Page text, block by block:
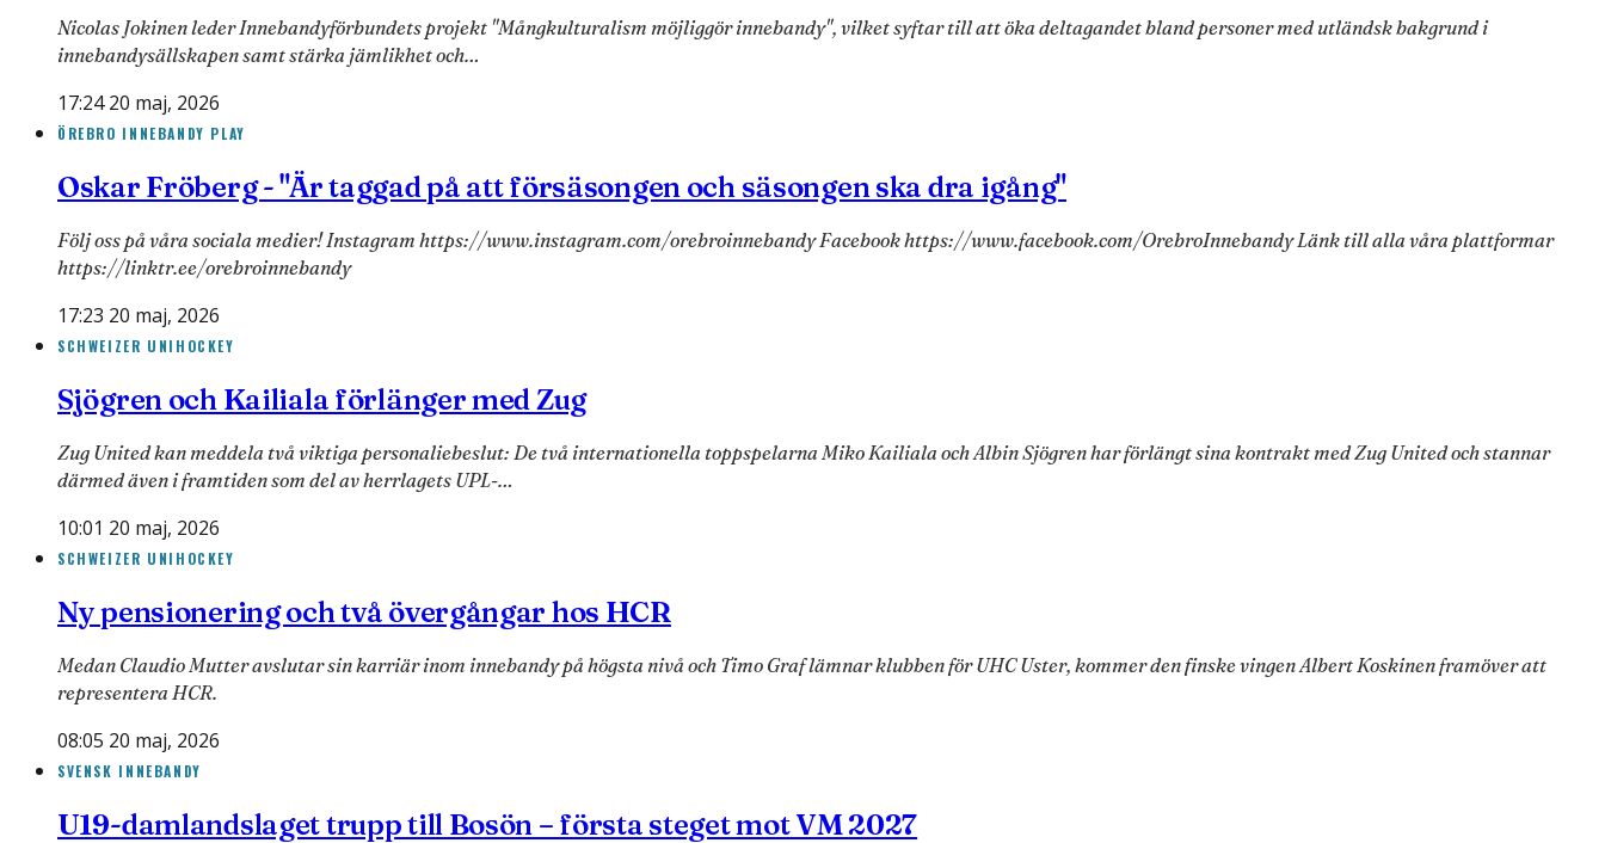
Nicolas Jokinen leder Innebandyförbundets projekt "Mångkulturalism möjliggör innebandy", vilket syftar till att öka deltagandet bland personer med utländsk bakgrund i
innebandysällskapen samt stärka jämlikhet och…
17:24 20 maj, 2026
ÖREBRO INNEBANDY PLAY
Oskar Fröberg - "Är taggad på att försäsongen och säsongen ska dra igång"
Följ oss på våra sociala medier! Instagram https://www.instagram.com/orebroinnebandy Facebook https://www.facebook.com/OrebroInnebandy Länk till alla våra plattformar
https://linktr.ee/orebroinnebandy
17:23 20 maj, 2026
SCHWEIZER UNIHOCKEY
Sjögren och Kailiala förlänger med Zug
Zug United kan meddela två viktiga personaliebeslut: De två internationella toppspelarna Miko Kailiala och Albin Sjögren har förlängt sina kontrakt med Zug United och stannar
därmed även i framtiden som del av herrlagets UPL-…
10:01 20 maj, 2026
SCHWEIZER UNIHOCKEY
Ny pensionering och två övergångar hos HCR
Medan Claudio Mutter avslutar sin karriär inom innebandy på högsta nivå och Timo Graf lämnar klubben för UHC Uster, kommer den finske vingen Albert Koskinen framöver att
representera HCR.
08:05 20 maj, 2026
SVENSK INNEBANDY
U19-damlandslaget trupp till Bosön – första steget mot VM 2027